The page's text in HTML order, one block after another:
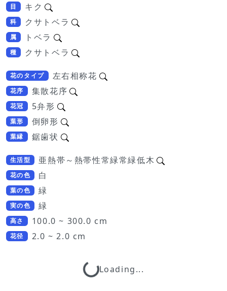
目 キク
科 クサトベラ
属 トベラ
種 クサトベラ
花のタイプ 左右相称花
花序 集散花序
花冠 5弁形
葉形 倒卵形
葉縁 鋸歯状
生活型 亜熱帯～熱帯性常緑常緑低木
花の色 白
葉の色 緑
実の色 緑
高さ 100.0 ~ 300.0 cm
花径 2.0 ~ 2.0 cm
Loading...Loading...